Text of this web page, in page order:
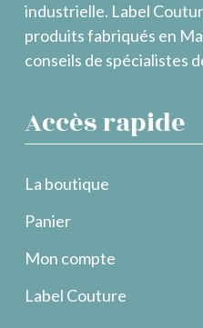
industrielle. Label
produits fabriqués en
conseils de spécialistes
Accès rapide
La boutique
Panier
Mon compte
Label Couture